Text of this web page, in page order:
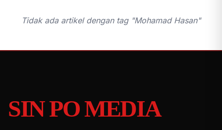
Tidak ada artikel dengan tag "Mohamad Hasan"
SIN PO MEDIA